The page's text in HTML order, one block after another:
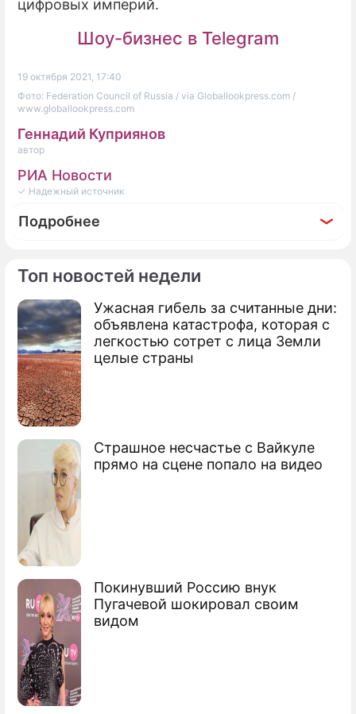
Топ новостей недели
Ужасная гибель за считанные дни:
объявлена катастрофа, которая с
легкостью сотрет с лица Земли
целые страны
Страшное несчастье с Вайкуле
прямо на сцене попало на видео
Покинувший Россию внук
Пугачевой шокировал своим
видом
цифровых империй.
Шоу-бизнес в Telegram
19 октября 2021, 17:40
Фото: Federation Council of Russia / via Globallookpress.com /
www.globallookpress.com
Геннадий Куприянов
автор
РИА Новости
✓ Надежный источник
Подробнее
По теме
Володин: Развитие новых технологий
требует законодательных решений